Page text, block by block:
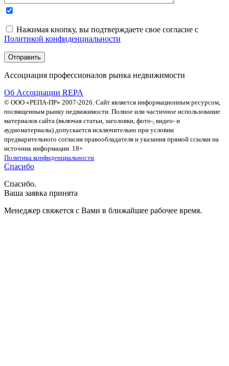
Нажимая кнопку, вы подтверждаете свое согласие с
Политикой конфиденциальности
Ассоциация профессионалов рынка недвижимости
Об Ассоциации REPA
© ООО «РЕПА-ПР» 2007-2026. Сайт является информационным ресурсом,
посвященным рынку недвижимости. Полное или частичное использование
материалов сайта (включая статьи, заголовки, фото-, видео- и
аудиоматериалы) допускается исключительно при условии
предварительного согласия правообладателя и указания прямой ссылки на
источник информации. 18+
Политика конфиденциальности
Спасибо
Спасибо.
Ваша заявка принята
Менеджер свяжется с Вами в ближайшее рабочее время.